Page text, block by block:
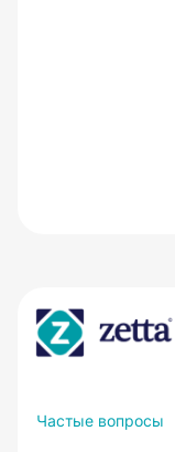
Частые вопросы